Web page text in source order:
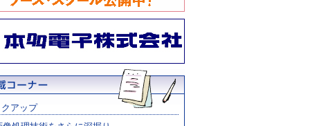
アップ